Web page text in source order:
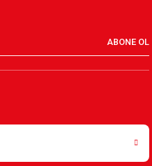
ABONE OL